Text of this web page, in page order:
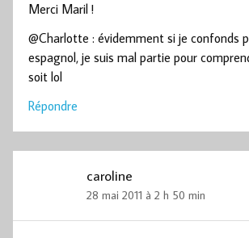
Merci Maril !
@Charlotte : évidemment si je confonds
espagnol, je suis mal partie pour
soit lol
Répondre
caroline
28 mai 2011 à 2 h 50 min